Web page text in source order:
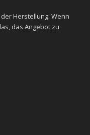
Herstellung. Wenn
das Angebot zu